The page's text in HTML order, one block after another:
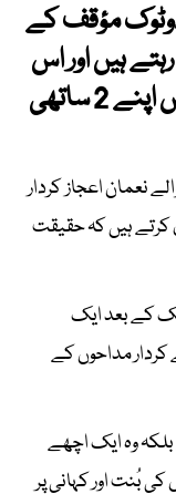
دوٹوک مؤقف کے
ہیں اور اس
بار انھوں نے ہلکے پھلکے انداز میں اپنے 2 ساتھی
نعمان اعجاز کردار
کرتے ہیں کہ حقیقت
کے بعد ایک
مداحوں کے
وہ ایک اچھے
کی بُنت اور کہانی پر